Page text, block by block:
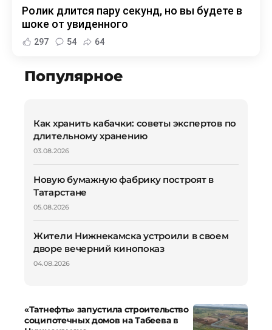
Ролик длится пару секунд, но вы будете в
шоке от увиденного
297 54 64
Популярное
Как хранить кабачки: советы экспертов по
длительному хранению
03.08.2026
Новую бумажную фабрику построят в
Татарстане
05.08.2026
Жители Нижнекамска устроили в своем
дворе вечерний кинопоказ
04.08.2026
«Татнефть» запустила строительство
соципотечных домов на Табеева в